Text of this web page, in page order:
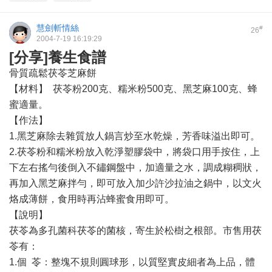
26#
慧劍斬情絲
2004-7-19 16:19:29
[分享]養生食譜
骨質疏鬆茯苓芝麻餅
【材料】 茯苓粉200克、糯米粉500克、黑芝麻100克、蜂
蜜適量。
【作法】
1.黑芝麻除去雜質放人鍋言炒至水乾燥，芳香味溢出即可。
2.茯苓粉和糯米粉放入乾淨塑膠袋中，將袋口用手按住，上
下左右搖勻後倒入不鏽鋼盤中，加適量之水，調成糊稠狀，
再加入黑芝麻拌勻，即可放入加少許沙拉油之鍋中，以文火
烙成薄餅，食用時再沾蜂蜜食用即可。
【說明】
茯苓為多孔菌科茯苓的菌核，寄生於松樹之根部。市售用茯
苓有：
1.個 苓：整塊不規則圓球形，以質堅實皮細者為上品，體